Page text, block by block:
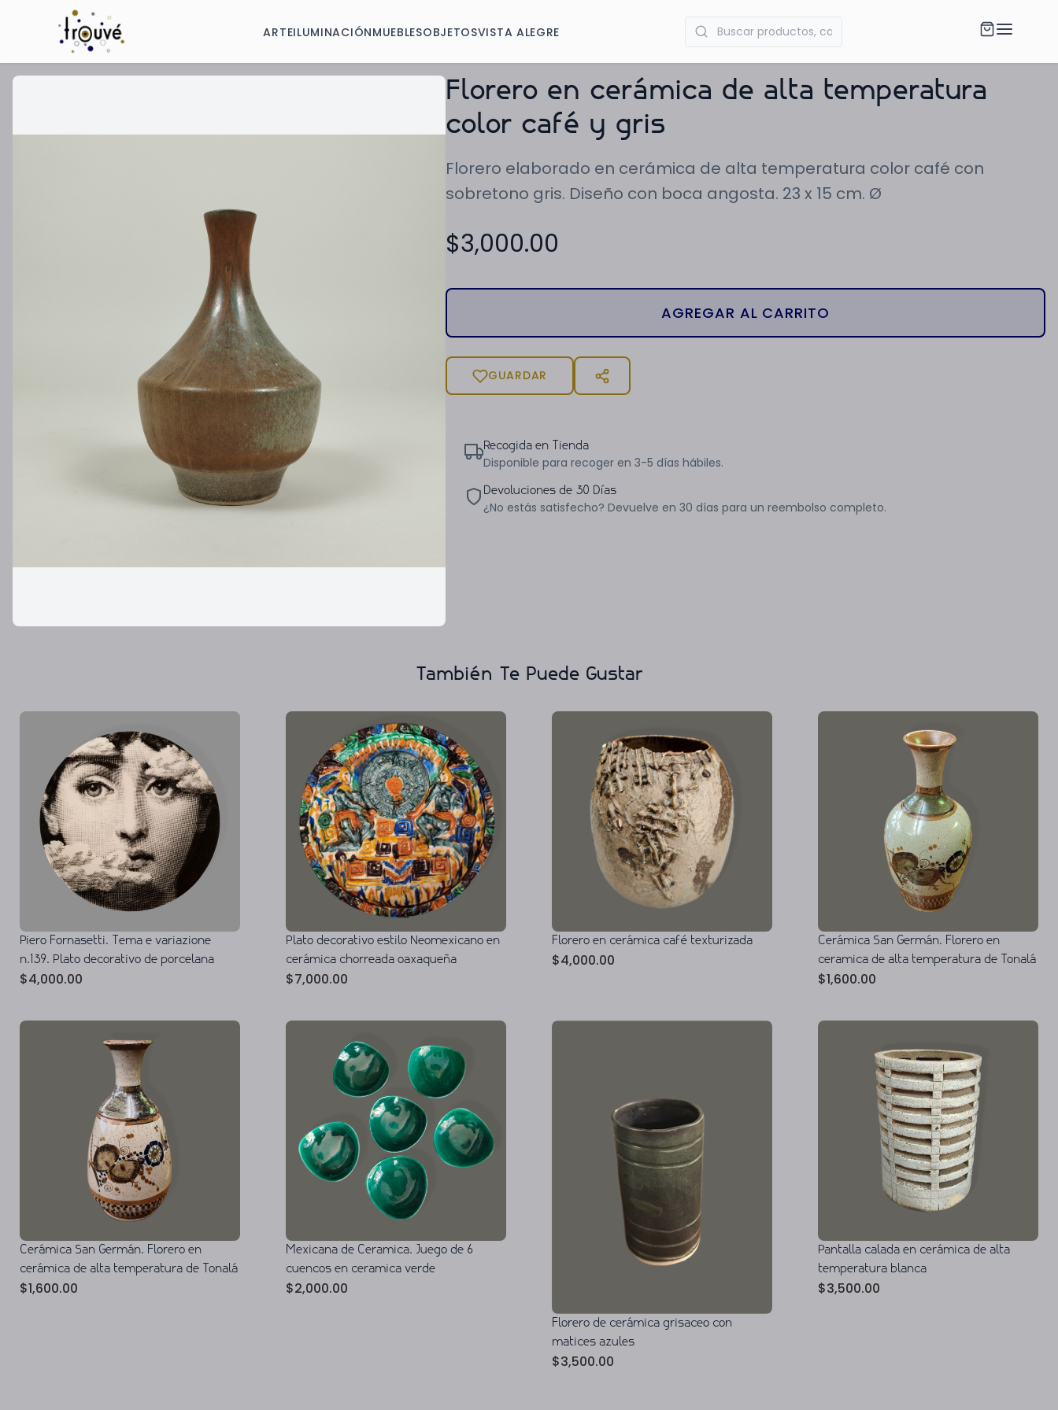
ARTEILUMINACIÓNMUEBLESOBJETOSVISTA ALEGRE
Florero en cerámica de alta temperatura
color café y gris
Florero elaborado en cerámica de alta temperatura color café con
sobretono gris. Diseño con boca angosta. 23 x 15 cm. Ø
$3,000.00
AGREGAR AL CARRITO
GUARDAR
Recogida en Tienda
Disponible para recoger en 3-5 días hábiles.
Devoluciones de 30 Días
¿No estás satisfecho? Devuelve en 30 días para un reembolso completo.
También Te Puede Gustar
Piero Fornasetti. Tema e variazione
n.139. Plato decorativo de porcelana
$4,000.00
Plato decorativo estilo Neomexicano en
cerámica chorreada oaxaqueña
$7,000.00
Florero en cerámica café texturizada
$4,000.00
Cerámica San Germán. Florero en
ceramica de alta temperatura de Tonalá
$1,600.00
Cerámica San Germán. Florero en
cerámica de alta temperatura de Tonalá
$1,600.00
Mexicana de Ceramica. Juego de 6
cuencos en ceramica verde
$2,000.00
Florero de cerámica grisaceo con
matices azules
$3,500.00
Pantalla calada en cerámica de alta
temperatura blanca
$3,500.00